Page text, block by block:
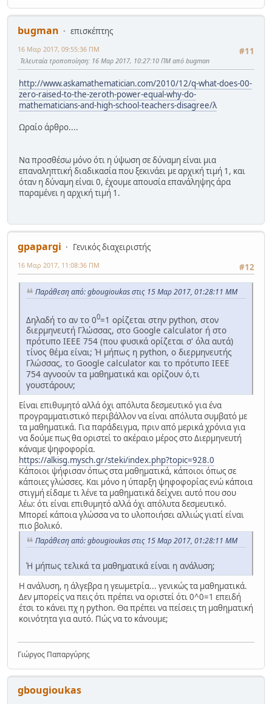
bugman
επισκέπτης
#11
16 Μαρ 2017, 09:55:36 ΠΜ
Τελευταία τροποποίηση: 16 Μαρ 2017, 10:27:10 ΠΜ από bugman
http://www.askamathematician.com/2010/12/q-what-does-00-
zero-raised-to-the-zeroth-power-equal-why-do-
mathematicians-and-high-school-teachers-disagree/λ
Ωραίο άρθρο....
Να προσθέσω μόνο ότι η ύψωση σε δύναμη είναι μια
επαναληπτική διαδικασία που ξεκινάει με αρχική τιμή 1, και
όταν η δύναμη είναι 0, έχουμε απουσία επανάληψης άρα
παραμένει η αρχική τιμή 1.
gpapargi
Γενικός διαχειριστής
#12
16 Μαρ 2017, 11:08:36 ΠΜ
Παράθεση από: gbougioukas στις 15 Μαρ 2017, 01:28:11 ΜΜ
Δηλαδή το αν το 00=1 ορίζεται στην python, στον
διερμηνευτή Γλώσσας, στο Google calculator ή στο
πρότυπο IEEE 754 (που φυσικά ορίζεται σ' όλα αυτά)
τίνος θέμα είναι; Ή μήπως η python, ο διερμηνευτής
Γλώσσας, το Google calculator και το πρότυπο IEEE
754 αγνοούν τα μαθηματικά και ορίζουν ό,τι
γουστάρουν;
Είναι επιθυμητό αλλά όχι απόλυτα δεσμευτικό για ένα
προγραμματιστικό περιβάλλον να είναι απόλυτα συμβατό με
τα μαθηματικά. Για παράδειγμα, πριν από μερικά χρόνια για
να δούμε πως θα οριστεί το ακέραιο μέρος στο Διερμηνευτή
κάναμε ψηφοφορία.
https://alkisg.mysch.gr/steki/index.php?topic=928.0
Κάποιοι ψήφισαν όπως στα μαθηματικά, κάποιοι όπως σε
κάποιες γλώσσες. Και μόνο η ύπαρξη ψηφοφορίας ενώ κάποια
στιγμή είδαμε τι λένε τα μαθηματικά δείχνει αυτό που σου
λέω: ότι είναι επιθυμητό αλλά όχι απόλυτα δεσμευτικό.
Μπορεί κάποια γλώσσα να το υλοποιήσει αλλιώς γιατί είναι
πιο βολικό.
Παράθεση από: gbougioukas στις 15 Μαρ 2017, 01:28:11 ΜΜ
Ή μήπως τελικά τα μαθηματικά είναι η ανάλυση;
Η ανάλυση, η άλγεβρα η γεωμετρία... γενικώς τα μαθηματικά.
Δεν μπορείς να πεις ότι πρέπει να οριστεί ότι 0^0=1 επειδή
έτσι το κάνει πχ η python. Θα πρέπει να πείσεις τη μαθηματική
κοινότητα για αυτό. Πώς να το κάνουμε;
Γιώργος Παπαργύρης
gbougioukas